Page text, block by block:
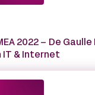
2022 – De
IT & Internet